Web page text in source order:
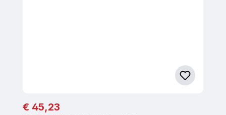
Regulärer Preis:
€ 45,23